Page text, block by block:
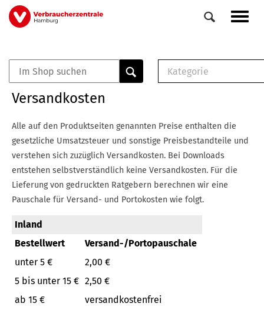
Direkt
zum
Veranstaltungen
0
Kategorie
E-Broschüre
Checklisten (PDF)
Broschüre
Buch
Versandkosten
Alle auf den Produktseiten genannten Preise enthalten die
gesetzliche Umsatzsteuer und sonstige Preisbestandteile und
verstehen sich zuzüglich Versandkosten. Bei Downloads
entstehen selbstverständlich keine Versandkosten. Für die
Lieferung von gedruckten Ratgebern berechnen wir eine
Pauschale für Versand- und Portokosten wie folgt.
Inland
Bestellwert
Versand-/Portopauschale
unter 5 €
2,00 €
5 bis unter 15 € 2,50 €
ab 15 €
versandkostenfrei